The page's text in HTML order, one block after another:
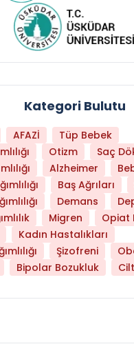
Kategori Bulutu
AFAZİ
Tüp Bebek
Otizm
Saç
Alzheimer
Baş Ağrıları
Demans
Migren
Opiat
Kadın Hastalıkları
Şizofreni
Bipolar Bozukluk